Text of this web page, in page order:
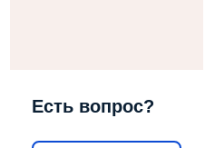
Есть вопрос?